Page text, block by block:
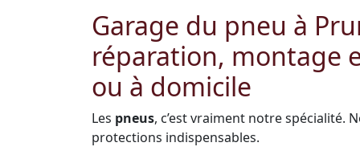
Garage du pneu à
réparation, montage
ou à domicile
Les pneus, c’est vraiment notre spécialité.
protections indispensables.